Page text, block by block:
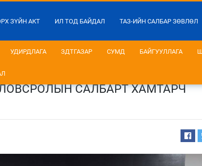
ЗҮЙН АКТ ИЛ ТОД БАЙДАЛ ТАЗ-ИЙН САЛБАР ЗӨВЛӨЛ
УДИРДЛАГА ЗДТГАЗАР СУМД БАЙГУУЛЛАГА
САЛБАРТ ХАМТАРЧ